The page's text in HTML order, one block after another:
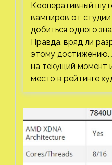
Кооперативный
вампиров от
добиться одного
Правда, вряд ли
этому достижению.
на текущий момент
место в рейтинге